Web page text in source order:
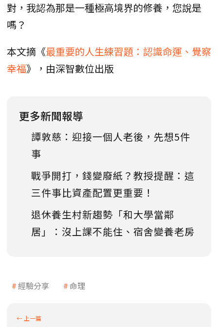
對，我認為那是一種極高境界的修養，您說是
嗎？
本文摘《最重要的人生練習題：認識命運、覺察
幸福》，由深智數位出版
更多新聞報導
譚敦慈：迎接一個人老後，先想5件
事
戰爭開打，錢變廢紙？教授提醒：這
三件事比資產配置更重要！
退休養生村新趨勢「和大學當鄰
居」：沒上課不能住、宿舍變養老房
經驗分享 命理